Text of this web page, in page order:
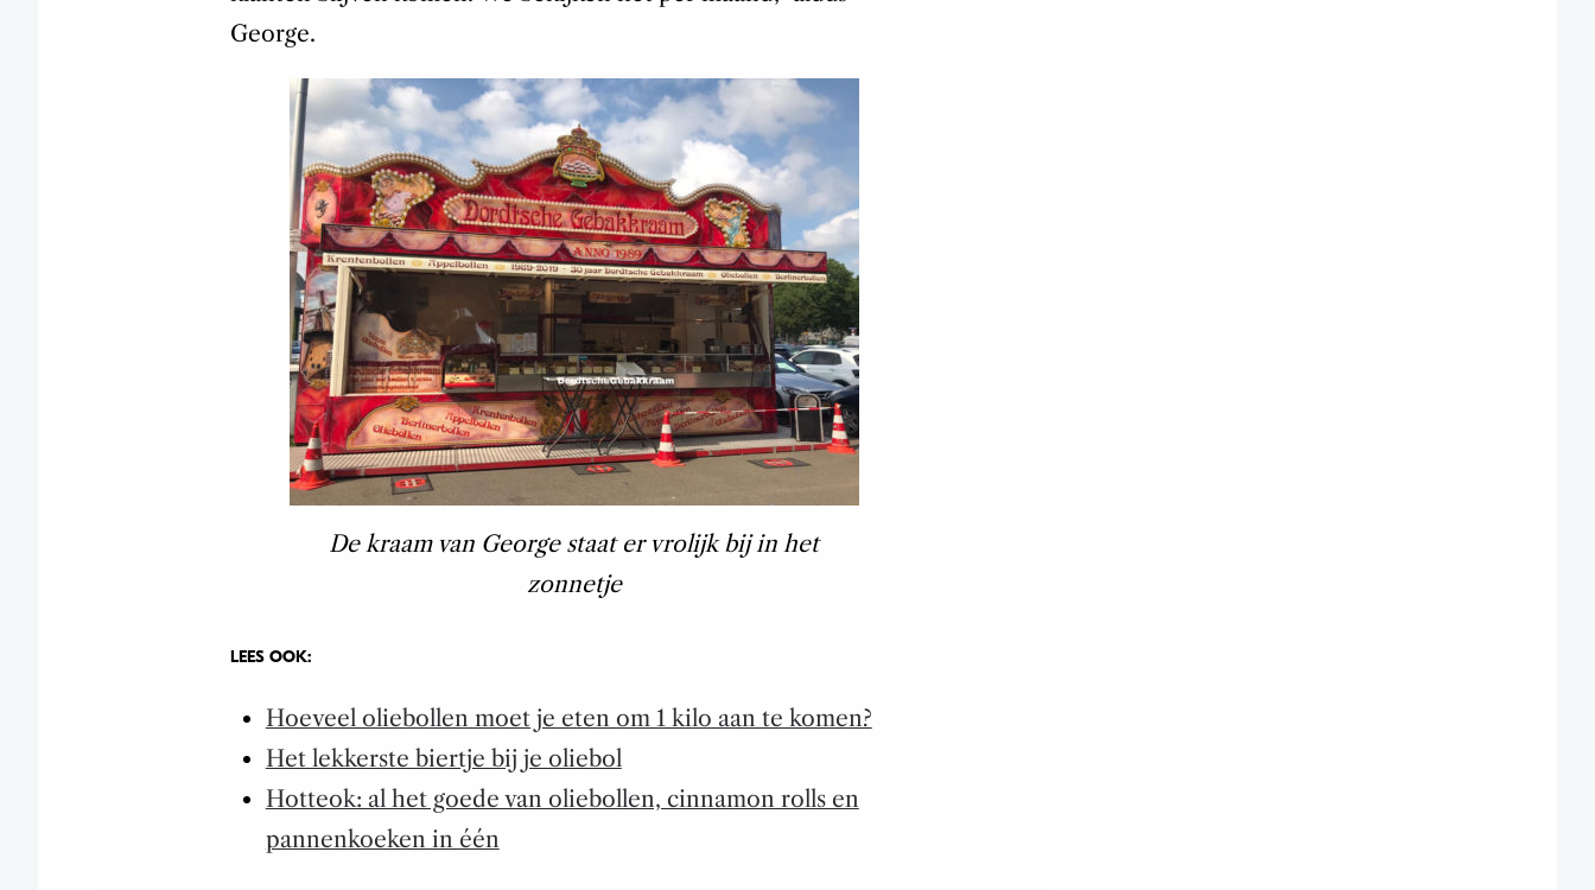
George.
De kraam van George staat er vrolijk bij in het
zonnetje
LEES OOK:
Hoeveel oliebollen moet je eten om 1 kilo aan te komen?
Het lekkerste biertje bij je oliebol
Hotteok: al het goede van oliebollen, cinnamon rolls en
pannenkoeken in één